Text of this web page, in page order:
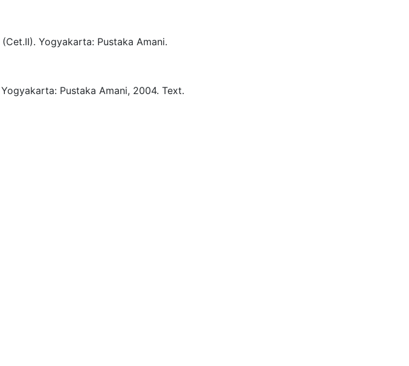
(Cet.II). Yogyakarta: Pustaka Amani.
Yogyakarta: Pustaka Amani, 2004. Text.